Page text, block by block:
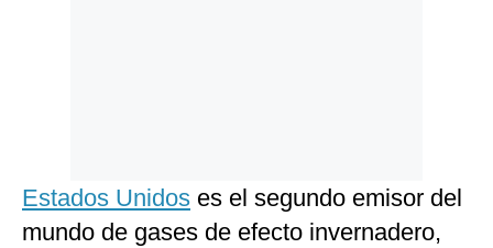
Estados Unidos es el segundo emisor del
mundo de gases de efecto invernadero,